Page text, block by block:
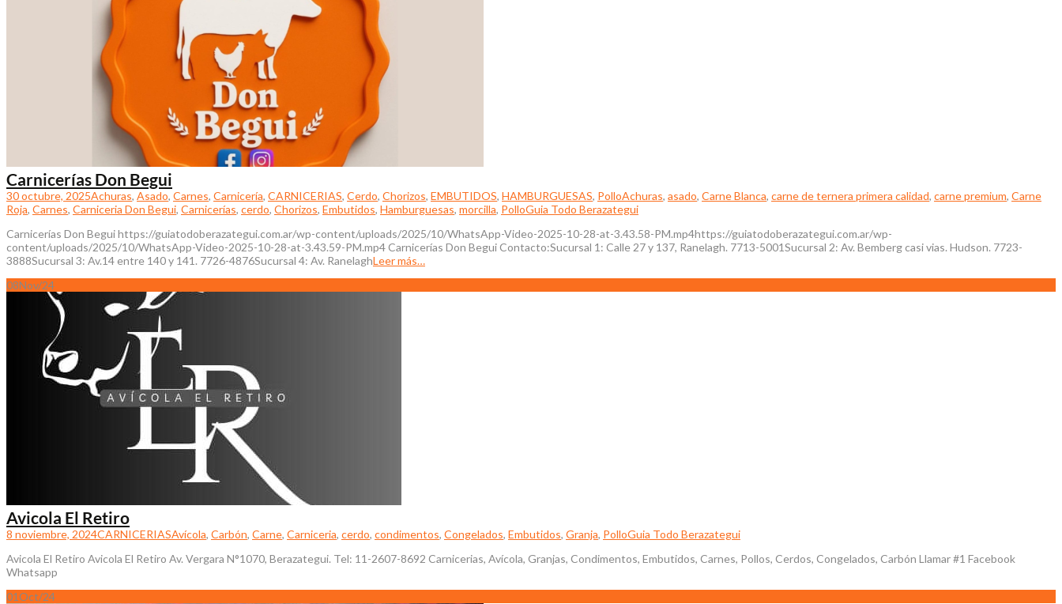
Carnicerías Don Begui
30 octubre, 2025Achuras, Asado, Carnes, Carnicería, CARNICERIAS, Cerdo, Chorizos, EMBUTIDOS, HAMBURGUESAS, PolloAchuras, asado, Carne Blanca, carne de ternera primera calidad, carne premium, Carne
Roja, Carnes, Carniceria Don Begui, Carnicerías, cerdo, Chorizos, Embutidos, Hamburguesas, morcilla, PolloGuia Todo Berazategui
Carnicerías Don Begui https://guiatodoberazategui.com.ar/wp-content/uploads/2025/10/WhatsApp-Video-2025-10-28-at-3.43.58-PM.mp4https://guiatodoberazategui.com.ar/wp-
content/uploads/2025/10/WhatsApp-Video-2025-10-28-at-3.43.59-PM.mp4 Carnicerías Don Begui Contacto:Sucursal 1: Calle 27 y 137, Ranelagh. 7713-5001Sucursal 2: Av. Bemberg casi vias. Hudson. 7723-
3888Sucursal 3: Av.14 entre 140 y 141. 7726-4876Sucursal 4: Av. RanelaghLeer más…
08Nov/24
Avicola El Retiro
8 noviembre, 2024CARNICERIASAvícola, Carbón, Carne, Carniceria, cerdo, condimentos, Congelados, Embutidos, Granja, PolloGuia Todo Berazategui
Avicola El Retiro Avicola El Retiro Av. Vergara N°1070, Berazategui. Tel: 11-2607-8692 Carnicerias, Avícola, Granjas, Condimentos, Embutidos, Carnes, Pollos, Cerdos, Congelados, Carbón Llamar #1 Facebook
Whatsapp
01 Oct/24